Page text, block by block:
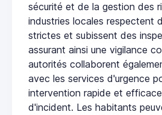
sécurité et de la gestion des
industries locales respectent
strictes et subissent des
assurant ainsi une vigilance
autorités collaborent
avec les services d'urgence
intervention rapide et
d'incident. Les habitants